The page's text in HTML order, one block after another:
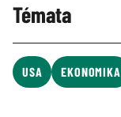
Témata
USA EKONOMIKA